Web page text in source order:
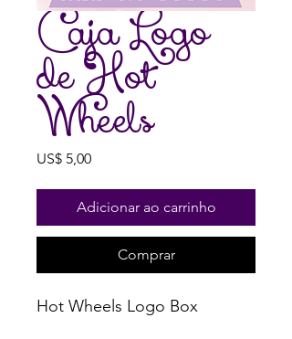
Caja Logo
de Hot
Wheels
US$ 5,00Preço
Adicionar ao carrinho
Comprar
Hot Wheels Logo Box